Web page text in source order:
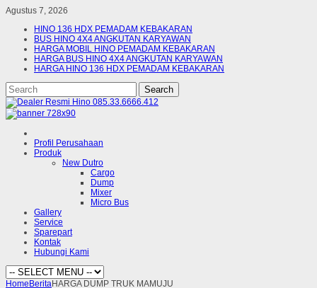
Agustus 7, 2026
HINO 136 HDX PEMADAM KEBAKARAN
BUS HINO 4X4 ANGKUTAN KARYAWAN
HARGA MOBIL HINO PEMADAM KEBAKARAN
HARGA BUS HINO 4X4 ANGKUTAN KARYAWAN
HARGA HINO 136 HDX PEMADAM KEBAKARAN
Profil Perusahaan
Produk
New Dutro
Cargo
Dump
Mixer
Micro Bus
Gallery
Service
Sparepart
Kontak
Hubungi Kami
Home BeritaHARGA DUMP TRUK MAMUJU